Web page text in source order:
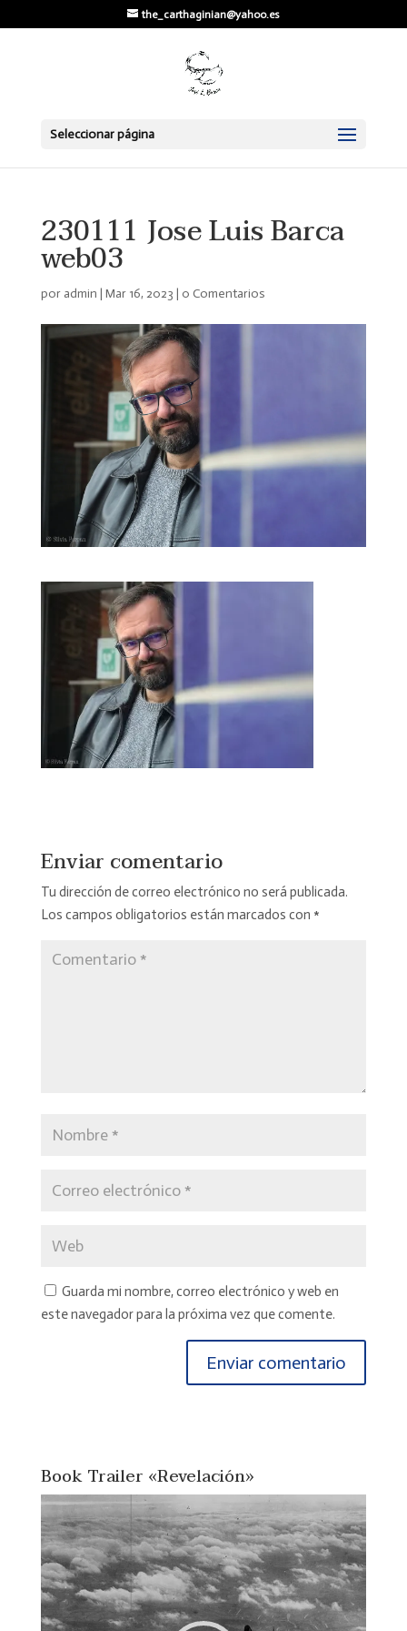
the_carthaginian@yahoo.es
Seleccionar página
230111 Jose Luis Barca
web03
por admin | Mar 16, 2023 | 0 Comentarios
Enviar comentario
Tu dirección de correo electrónico no será publicada.
Los campos obligatorios están marcados con *
Guarda mi nombre, correo electrónico y web en
este navegador para la próxima vez que comente.
Book Trailer «Revelación»
Reproductor
de
vídeo